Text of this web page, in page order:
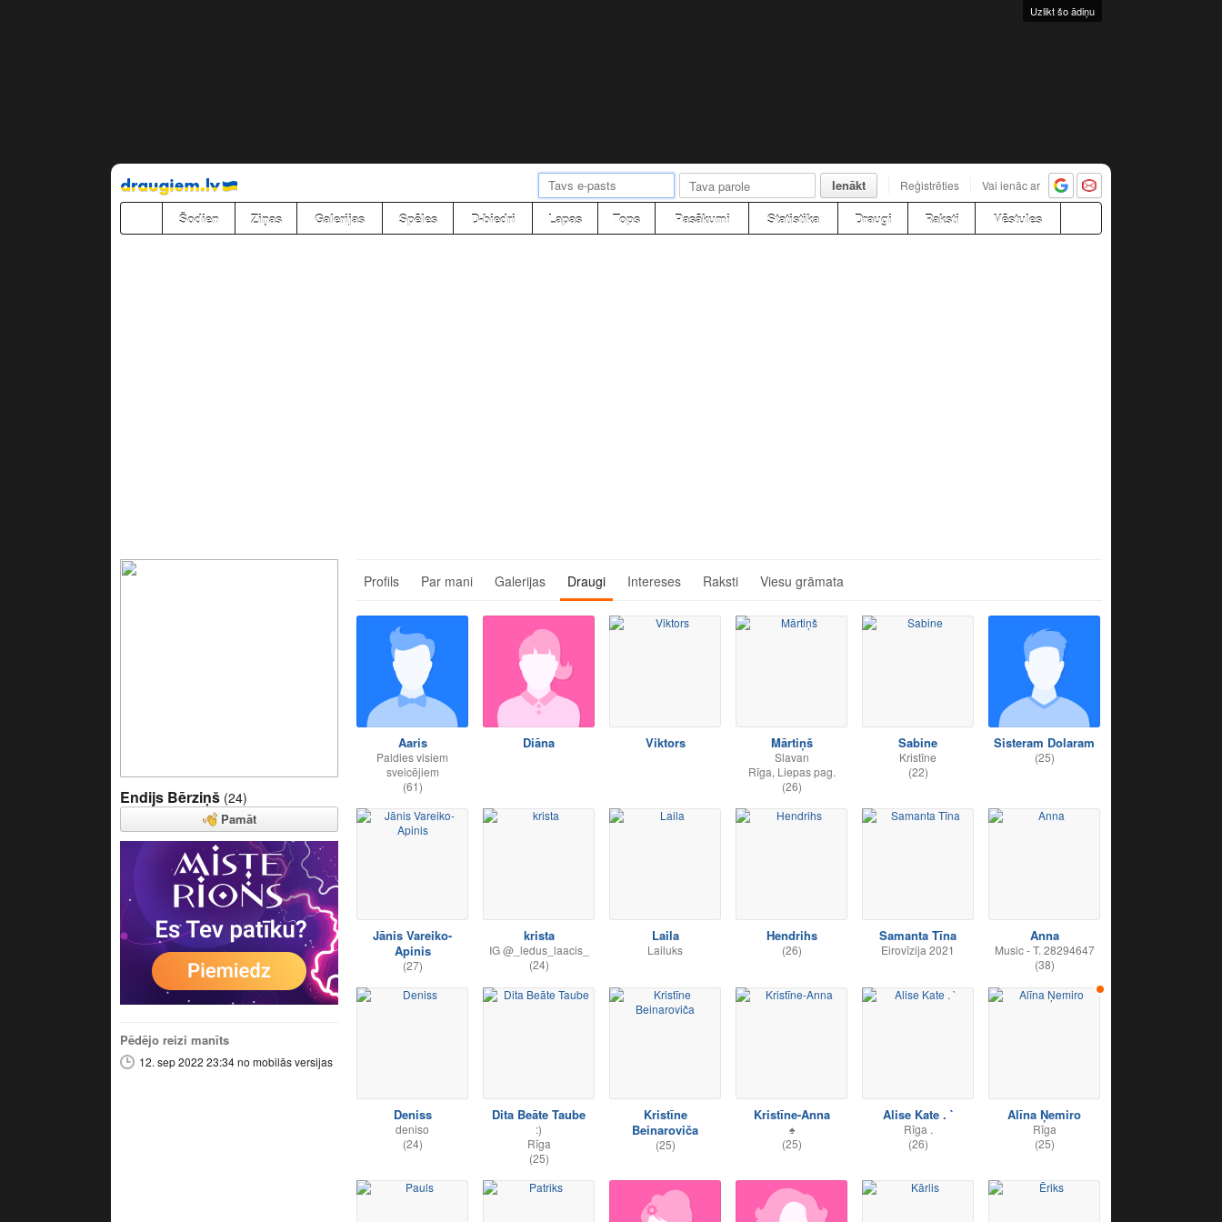
Uzlikt šo ādiņu
Pāriet
uz
saturu
Ienākt Reģistrēties Vai ienāc ar
Šodien Ziņas Galerijas Spēles D-biedri Lapas Tops Pasākumi Statistika Draugi Raksti Vēstules
Endijs Bērziņš (24)
Pamāt
Pēdējo reizi manīts
12. sep 2022 23:34 no mobilās versijas
Profils Par mani Galerijas Draugi Intereses Raksti Viesu grāmata
Aaris
Paldies visiem
sveicējiem
(61)
Diāna Viktors Mārtiņš
Slavan
Rīga, Liepas pag.
(26)
Sabine
Kristīne
(22)
Sisteram Dolaram
(25)
Jānis Vareiko-
Apinis
(27)
krista
IG @_ledus_laacis_
(24)
Laila
Lailuks
Hendrihs
(26)
Samanta Tīna
Eirovīzija 2021
Anna
Music - T. 28294647
(38)
Deniss
deniso
(24)
Dita Beāte Taube
:)
Rīga
(25)
Kristīne
Beinaroviča
(25)
Kristīne-Anna
♠
(25)
Alise Kate . `
Rīga .
(26)
Alīna Ņemiro
Rīga
(25)